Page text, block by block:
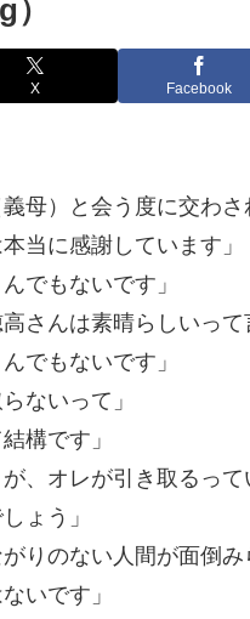
X Facebook
母）と会う度に交わさ
当に感謝しています」
でもないです」
高さんは素晴らしいって
でもないです」
ないって」
構です」
が、オレが引き取るって
ょう」
がりのない人間が面倒
いです」